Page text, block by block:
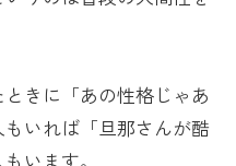
きに「あの性格じゃあ
いれば「旦那さんが酷
います。